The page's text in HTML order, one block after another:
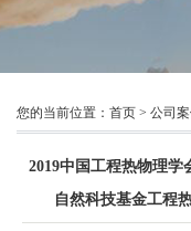
您的当前位置： 首页 > 公司案
2019中国工程热物理
自然科技基金工程